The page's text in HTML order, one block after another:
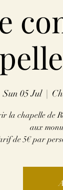
Sun 05 Jul
  |
la chapelle de
aux
de 5€ par